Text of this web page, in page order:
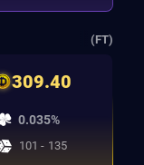
(FT)
309.40
0.035%
101 - 135